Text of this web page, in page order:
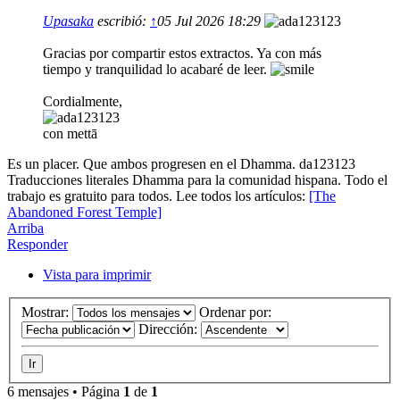
Upasaka escribió: ↑05 Jul 2026 18:29
Gracias por compartir estos extractos. Ya con más
tiempo y tranquilidad lo acabaré de leer.
Cordialmente,
con mettā
Es un placer. Que ambos progresen en el Dhamma. da123123
Traducciones literales Dhamma para la comunidad hispana. Todo el
trabajo es gratuito para todos. Lee todos los artículos: [The
Abandoned Forest Temple]
Arriba
Responder
Vista para imprimir
Mostrar:
Ordenar por:
Dirección:
6 mensajes • Página 1 de 1